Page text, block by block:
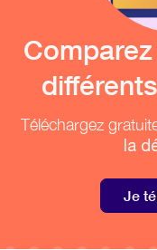
Téléchargez
la
Je